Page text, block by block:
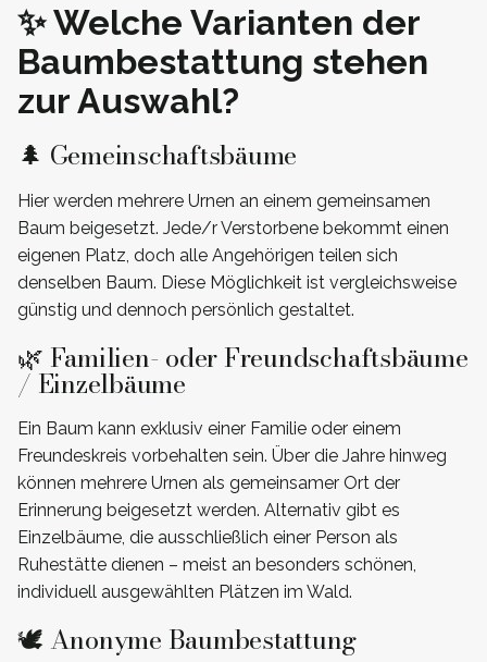
✨ Welche Varianten der
Baumbestattung stehen
zur Auswahl?
🌲 Gemeinschaftsbäume
Hier werden mehrere Urnen an einem gemeinsamen
Baum beigesetzt. Jede/r Verstorbene bekommt einen
eigenen Platz, doch alle Angehörigen teilen sich
denselben Baum. Diese Möglichkeit ist vergleichsweise
günstig und dennoch persönlich gestaltet.
🌿 Familien- oder Freundschaftsbäume
/ Einzelbäume
Ein Baum kann exklusiv einer Familie oder einem
Freundeskreis vorbehalten sein. Über die Jahre hinweg
können mehrere Urnen als gemeinsamer Ort der
Erinnerung beigesetzt werden. Alternativ gibt es
Einzelbäume, die ausschließlich einer Person als
Ruhestätte dienen – meist an besonders schönen,
individuell ausgewählten Plätzen im Wald.
🕊️ Anonyme Baumbestattung